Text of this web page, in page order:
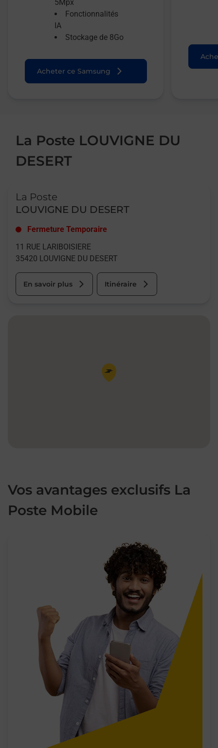
5Mpx
Fonctionnalités
IA
Stockage de 8Go
Acheter ce Samsung
La Poste LOUVIGNE DU
DESERT
La Poste
LOUVIGNE DU DESERT
Fermeture Temporaire
11 RUE LARIBOISIERE
35420 LOUVIGNE DU DESERT
En savoir plus Itinéraire
Pin de la carte
Vos avantages exclusifs La
Poste Mobile